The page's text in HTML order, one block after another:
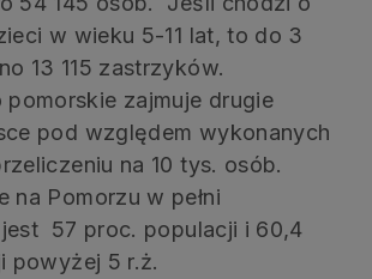
w wieku 5-11 lat, to do 3
13 115 zastrzyków.
zajmuje drugie
pod względem wykonanych
na 10 tys. osób.
na Pomorzu w pełni
57 proc. populacji i 60,4
powyżej 5 r.ż.